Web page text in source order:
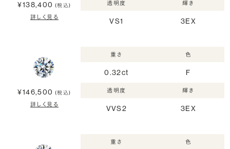
¥138,400 (税込)
詳しく見る
透明度
VS1
輝き
3EX
¥146,500 (税込)
詳しく見る
重さ
0.32ct
色
F
透明度
VVS2
輝き
3EX
重さ 色